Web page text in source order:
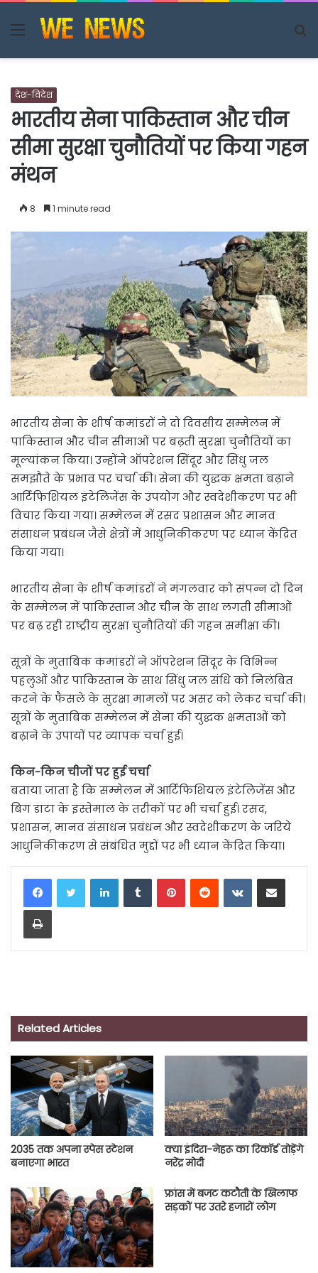
Menu
देश-विदेश
भारतीय सेना पाकिस्तान और चीन
सीमा सुरक्षा चुनौतियों पर किया गहन
मंथन
8 1 minute read
भारतीय सेना के शीर्ष कमांडरों ने दो दिवसीय सम्मेलन में
पाकिस्तान और चीन सीमाओं पर बढ़ती सुरक्षा चुनौतियों का
मूल्यांकन किया। उन्होंने ऑपरेशन सिंदूर और सिंधु जल
समझौते के प्रभाव पर चर्चा की। सेना की युद्धक क्षमता बढ़ाने
आर्टिफिशियल इंटेलिजेंस के उपयोग और स्वदेशीकरण पर भी
विचार किया गया। सम्मेलन में रसद प्रशासन और मानव
संसाधन प्रबंधन जैसे क्षेत्रों में आधुनिकीकरण पर ध्यान केंद्रित
किया गया।
भारतीय सेना के शीर्ष कमांडरों ने मंगलवार को संपन्न दो दिन
के सम्मेलन में पाकिस्तान और चीन के साथ लगती सीमाओं
पर बढ़ रही राष्ट्रीय सुरक्षा चुनौतियों की गहन समीक्षा की।
सूत्रों के मुताबिक कमांडरों ने ऑपरेशन सिंदूर के विभिन्न
पहलुओं और पाकिस्तान के साथ सिंधु जल संधि को निलंबित
करने के फैसले के सुरक्षा मामलों पर असर को लेकर चर्चा की।
सूत्रों के मुताबिक सम्मेलन में सेना की युद्धक क्षमताओं को
बढ़ाने के उपायों पर व्यापक चर्चा हुई।
किन-किन चीजों पर हुई चर्चा
बताया जाता है कि सम्मेलन में आर्टिफिशियल इंटेलिजेंस और
बिग डाटा के इस्तेमाल के तरीकों पर भी चर्चा हुई। रसद,
प्रशासन, मानव संसाधन प्रबंधन और स्वदेशीकरण के जरिये
आधुनिकीकरण से संबंधित मुद्दों पर भी ध्यान केंद्रित किया।
LinkedInTumblrPinterestReddit VKontakteShare via Email
Print
Related Articles
2035 तक अपना स्पेस स्टेशन
बनाएगा भारत
क्या इंदिरा-नेहरू का रिकॉर्ड तोड़ेंगे
नरेंद्र मोदी
फ्रांस में बजट कटौती के खिलाफ
सड़कों पर उतरे हजारों लोग